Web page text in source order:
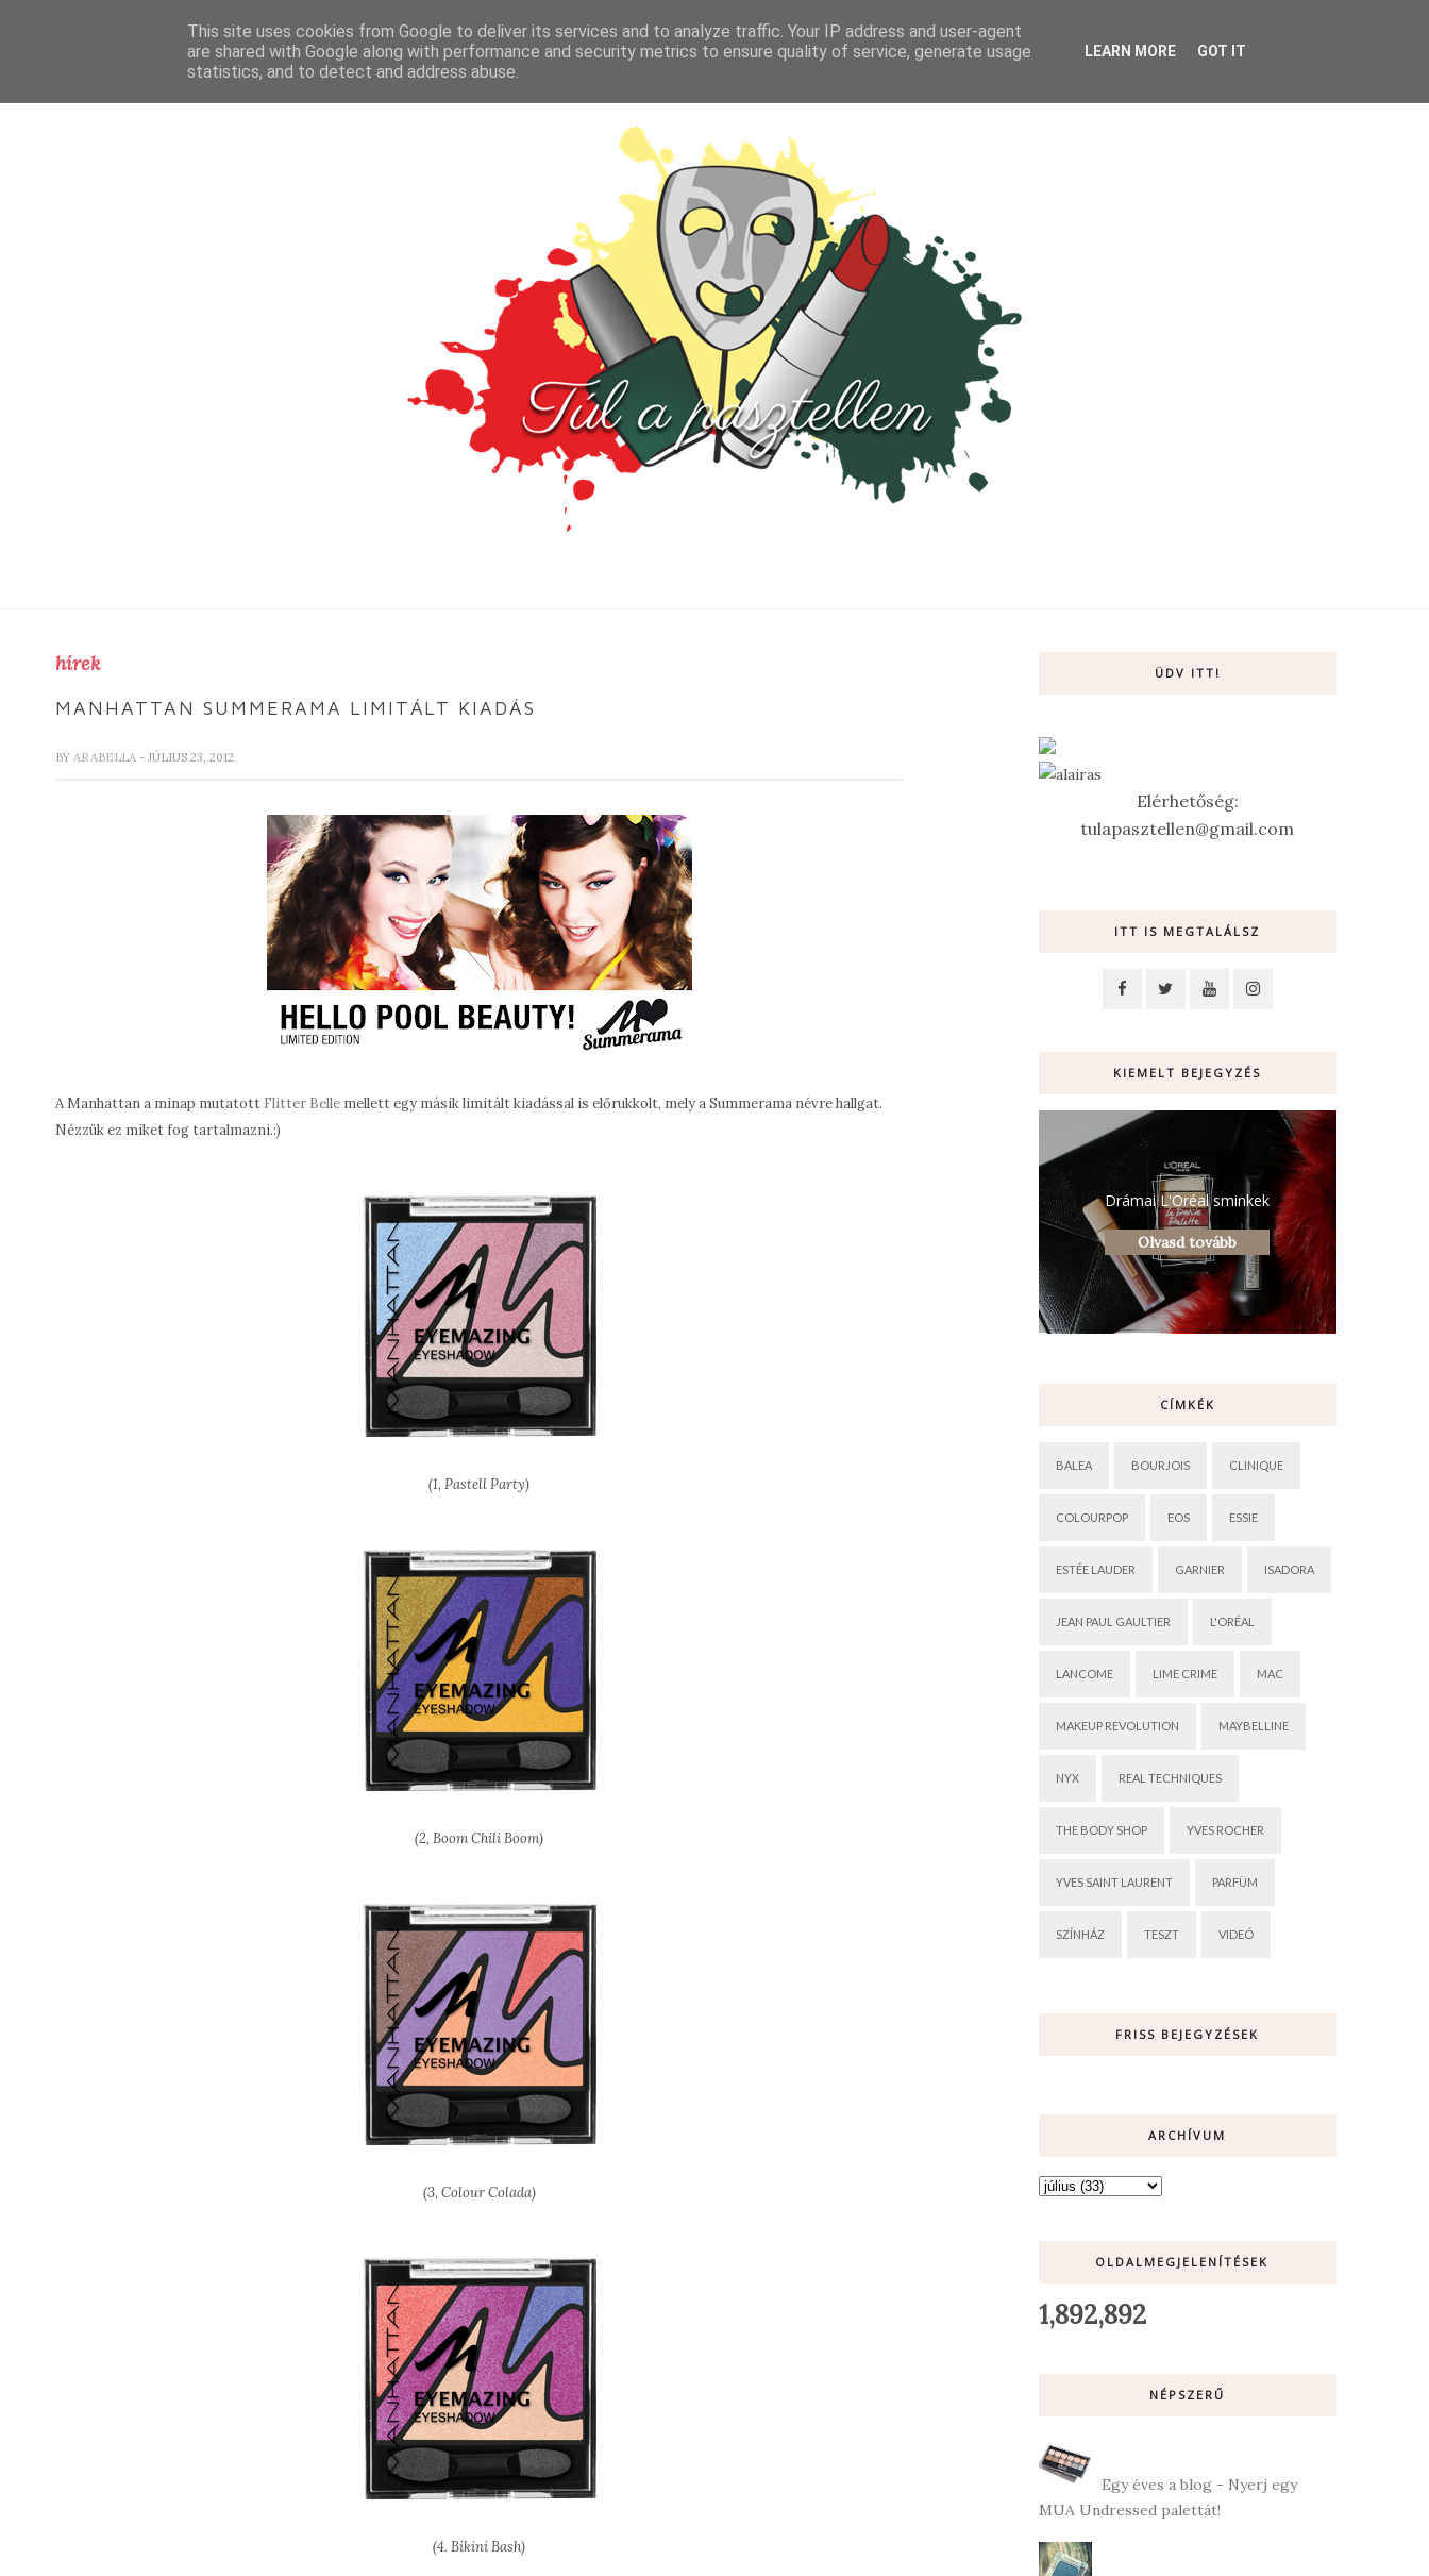
FŐOLDAL TESZT PARFÜM KULTÚRA VIDEÓ
hírek
MANHATTAN SUMMERAMA LIMITÁLT KIADÁS
BY ARABELLA - JÚLIUS 23, 2012
A Manhattan a minap mutatott Flitter Belle mellett egy másik limitált kiadással is előrukkolt, mely a Summerama névre hallgat.
Nézzük ez miket fog tartalmazni.:)
(1, Pastell Party)
(2, Boom Chili Boom)
(3, Colour Colada)
(4. Bikini Bash)
ÜDV ITT!
Elérhetőség:
tulapasztellen@gmail.com
ITT IS MEGTALÁLSZ
KIEMELT BEJEGYZÉS
Drámai L'Oréal sminkek
Olvasd tovább
CÍMKÉK
BALEA BOURJOIS CLINIQUE
COLOURPOP EOS ESSIE
ESTÉE LAUDER GARNIER ISADORA
JEAN PAUL GAULTIER L'ORÉAL
LANCOME LIME CRIME MAC
MAKEUP REVOLUTION MAYBELLINE
NYX REAL TECHNIQUES
THE BODY SHOP YVES ROCHER
YVES SAINT LAURENT PARFÜM
SZÍNHÁZ TESZT VIDEÓ
FRISS BEJEGYZÉSEK
ARCHÍVUM
OLDALMEGJELENÍTÉSEK
1,892,892
NÉPSZERŰ
Egy éves a blog - Nyerj egy
MUA Undressed palettát!
This site uses cookies from Google to deliver its services and to analyze traffic. Your IP address and user-agent
are shared with Google along with performance and security metrics to ensure quality of service, generate usage
statistics, and to detect and address abuse.
LEARN MORE GOT IT